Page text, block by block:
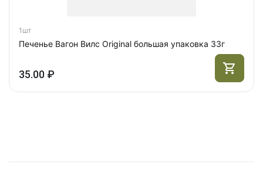
1шт
Печенье Вагон Вилс Original большая упаковка 33г
35.00 ₽